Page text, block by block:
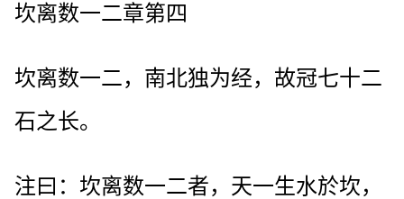
坎离数一二章第四
坎离数一二，南北独为经，故冠七十二
石之长。
注曰：坎离数一二者，天一生水於坎，